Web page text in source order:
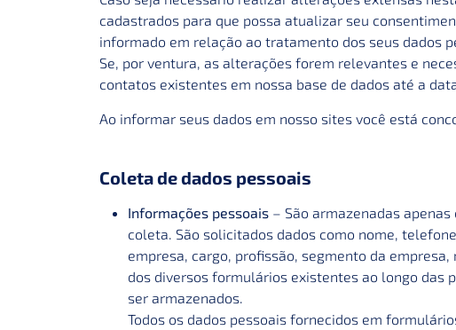
cadastrados para que possa atualizar seu
informado em relação ao tratamento dos seus dados
Se, por ventura, as alterações forem relevantes e
contatos existentes em nossa base de dados até a
Ao informar seus dados em nosso sites você está
Coleta de dados pessoais
Informações pessoais – São armazenadas
coleta. São solicitados dados como nome,
empresa, cargo, profissão, segmento da
dos diversos formulários existentes ao longo das
ser armazenados.
Todos os dados pessoais fornecidos em